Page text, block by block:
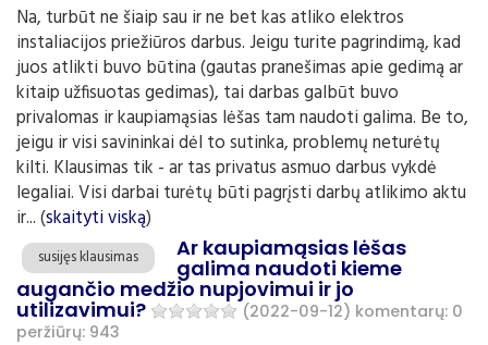
Na, turbūt ne šiaip sau ir ne bet kas atliko elektros
instaliacijos priežiūros darbus. Jeigu turite pagrindimą, kad
juos atlikti buvo būtina (gautas pranešimas apie gedimą ar
kitaip užfisuotas gedimas), tai darbas galbūt buvo
privalomas ir kaupiamąsias lėšas tam naudoti galima. Be to,
jeigu ir visi savininkai dėl to sutinka, problemų neturėtų
kilti. Klausimas tik - ar tas privatus asmuo darbus vykdė
legaliai. Visi darbai turėtų būti pagrįsti darbų atlikimo aktu
ir... (skaityti viską)
susijęs klausimas Ar kaupiamąsias lėšas
galima naudoti kieme
augančio medžio nupjovimui ir jo
utilizavimui? (2022-09-12) komentarų: 0
peržiūrų: 943